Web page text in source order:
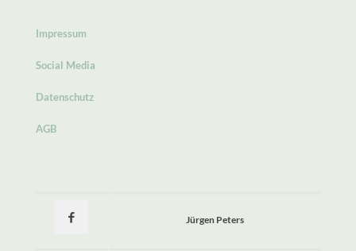
Impressum
Social Media
Datenschutz
AGB
Jürgen Peters